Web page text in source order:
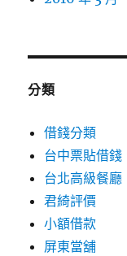
分類
借錢分類
台中票貼借錢
台北高級餐廳
君綺評價
小額借款
屏東當舖